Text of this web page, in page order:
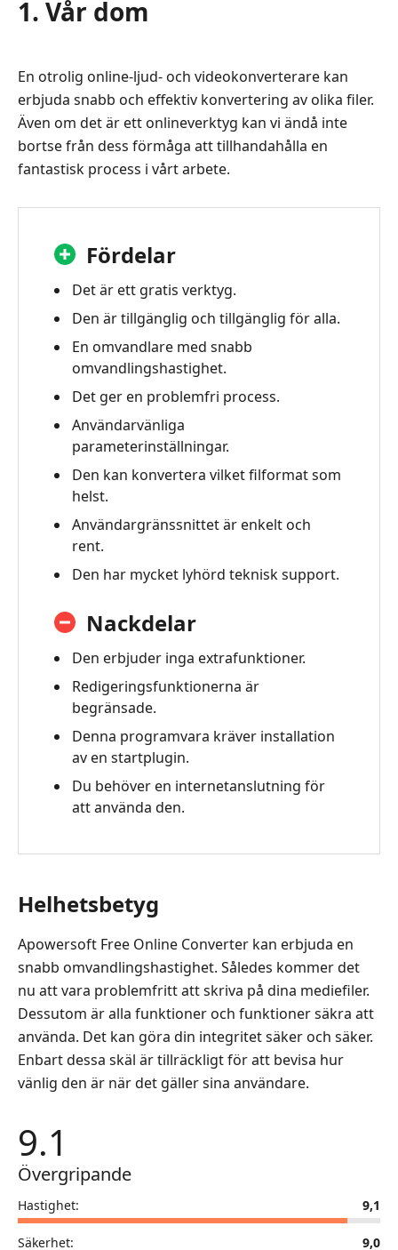
2.
en
Apowersoft
Free
Online
Video
Apowersoft
Gratis
Online
Converter
Review
Vanliga
frågor
Bästa
alternativ-
Vidmore
Video
1. Vår dom
En otrolig online-ljud- och videokonverterare kan
erbjuda snabb och effektiv konvertering av olika filer.
Även om det är ett onlineverktyg kan vi ändå inte
bortse från dess förmåga att tillhandahålla en
fantastisk process i vårt arbete.
Fördelar
Det är ett gratis verktyg.
Den är tillgänglig och tillgänglig för alla.
En omvandlare med snabb
omvandlingshastighet.
Det ger en problemfri process.
Användarvänliga
parameterinställningar.
Den kan konvertera vilket filformat som
helst.
Användargränssnittet är enkelt och
rent.
Den har mycket lyhörd teknisk support.
Nackdelar
Den erbjuder inga extrafunktioner.
Redigeringsfunktionerna är
begränsade.
Denna programvara kräver installation
av en startplugin.
Du behöver en internetanslutning för
att använda den.
Helhetsbetyg
Apowersoft Free Online Converter kan erbjuda en
snabb omvandlingshastighet. Således kommer det
nu att vara problemfritt att skriva på dina mediefiler.
Dessutom är alla funktioner och funktioner säkra att
använda. Det kan göra din integritet säker och säker.
Enbart dessa skäl är tillräckligt för att bevisa hur
vänlig den är när det gäller sina användare.
9.1
Övergripande
Hastighet: 9,1
Säkerhet: 9,0